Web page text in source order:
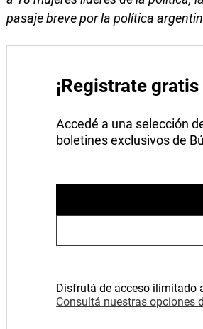
pasaje breve por la política
¡Registrate
Accedé a una selección
boletines exclusivos de
Disfrutá de acceso ilimitado
Consultá nuestras opciones